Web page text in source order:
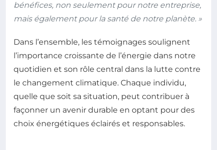
bénéfices, non seulement pour notre entreprise,
mais également pour la santé de notre planète. »
Dans l’ensemble, les témoignages soulignent
l’importance croissante de l’énergie dans notre
quotidien et son rôle central dans la lutte contre
le changement climatique. Chaque individu,
quelle que soit sa situation, peut contribuer à
façonner un avenir durable en optant pour des
choix énergétiques éclairés et responsables.